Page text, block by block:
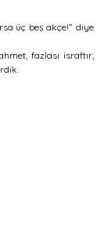
üç beş akçe!” diye
fazlası israftır,